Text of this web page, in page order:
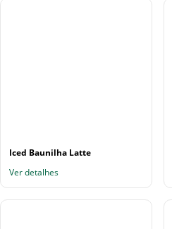
Iced Baunilha Latte
Ver detalhes